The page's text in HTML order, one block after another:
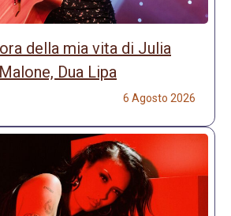
della mia vita di Julia
Dua Lipa
6 Agosto 2026